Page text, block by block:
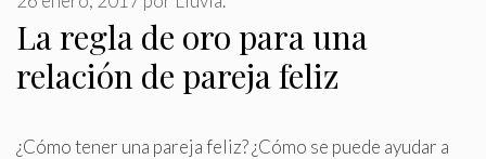
La regla de oro para una
relación de pareja feliz
¿Cómo tener una pareja feliz? ¿Cómo se puede ayudar a